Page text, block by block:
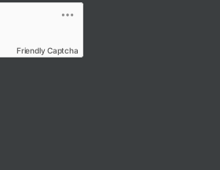
Friendly Captcha